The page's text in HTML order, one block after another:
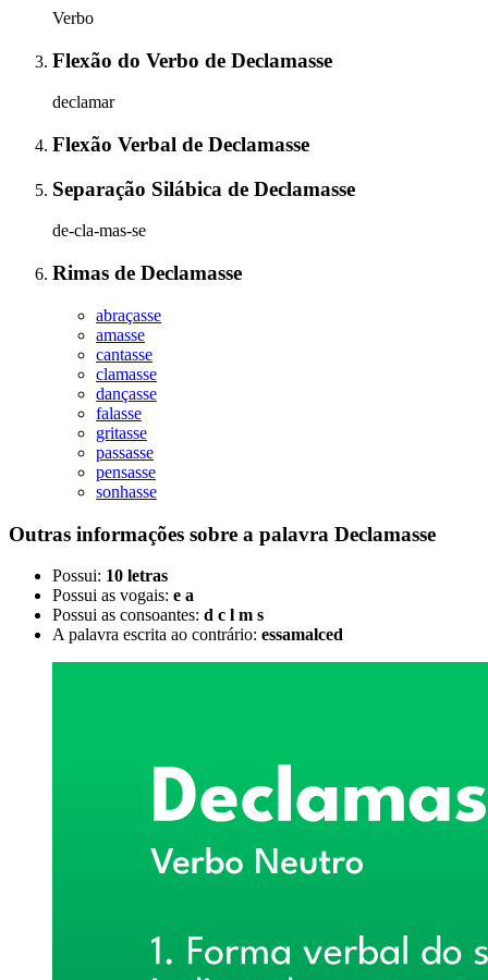
Verbo
Flexão do Verbo de Declamasse
declamar
Flexão Verbal de Declamasse
Separação Silábica de Declamasse
de-cla-mas-se
Rimas de Declamasse
abraçasse
amasse
cantasse
clamasse
dançasse
falasse
gritasse
passasse
pensasse
sonhasse
Outras informações sobre a palavra Declamasse
Possui: 10 letras
Possui as vogais: e a
Possui as consoantes: d c l m s
A palavra escrita ao contrário: essamalced